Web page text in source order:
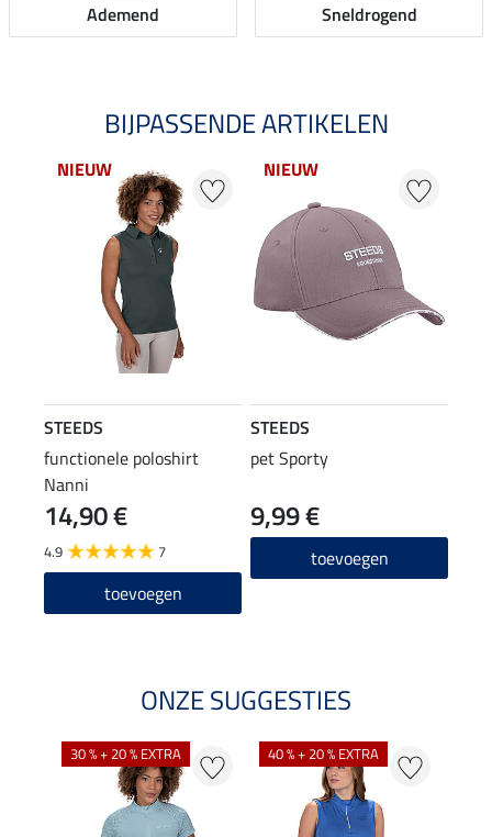
Ademend Sneldrogend
BIJPASSENDE ARTIKELEN
NIEUW
STEEDS
functionele poloshirt
Nanni
14,90 €
4.9 7
toevoegen
NIEUW
STEEDS
pet Sporty
9,99 €
toevoegen
ONZE SUGGESTIES
30 % + 20 % EXTRA 40 % + 20 % EXTRA